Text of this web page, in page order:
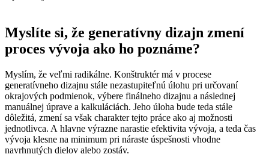
Myslíte si, že generatívny dizajn zmení
proces vývoja ako ho poznáme?
Myslím, že veľmi radikálne. Konštruktér má v procese
generatívneho dizajnu stále nezastupiteľnú úlohu pri určovaní
okrajových podmienok, výbere finálneho dizajnu a následnej
manuálnej úprave a kalkuláciách. Jeho úloha bude teda stále
dôležitá, zmení sa však charakter tejto práce ako aj možnosti
jednotlivca. A hlavne výrazne narastie efektivita vývoja, a teda čas
vývoja klesne na minimum pri náraste úspešnosti vhodne
navrhnutých dielov alebo zostáv.